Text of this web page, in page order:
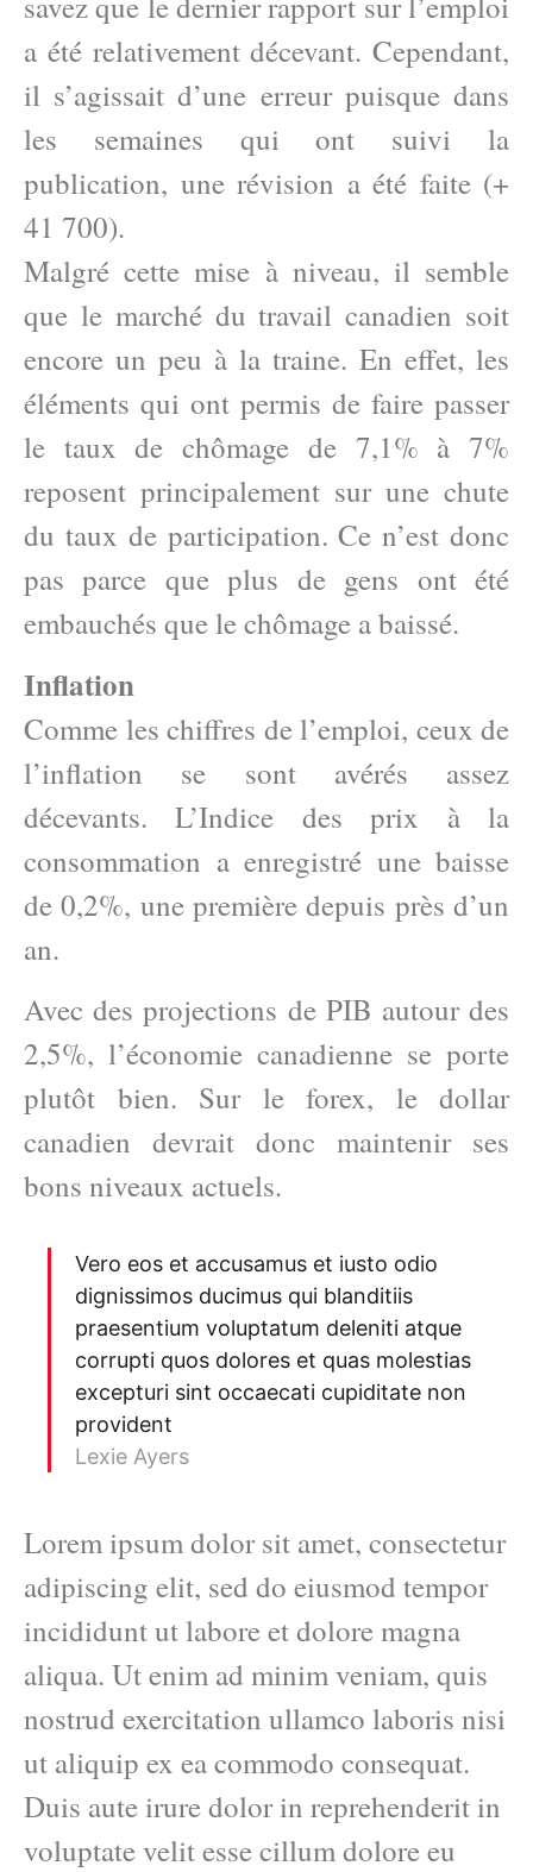
a été relativement décevant. Cependant,
il s’agissait d’une erreur puisque dans
les semaines qui ont suivi la
publication, une révision a été faite (+
41 700).
Malgré cette mise à niveau, il semble
que le marché du travail canadien soit
encore un peu à la traine. En effet, les
éléments qui ont permis de faire passer
le taux de chômage de 7,1% à 7%
reposent principalement sur une chute
du taux de participation. Ce n’est donc
pas parce que plus de gens ont été
embauchés que le chômage a baissé.
Inflation
Comme les chiffres de l’emploi, ceux de
l’inflation se sont avérés assez
décevants. L’Indice des prix à la
consommation a enregistré une baisse
de 0,2%, une première depuis près d’un
an.
Avec des projections de PIB autour des
2,5%, l’économie canadienne se porte
plutôt bien. Sur le forex, le dollar
canadien devrait donc maintenir ses
bons niveaux actuels.
Vero eos et accusamus et iusto odio
dignissimos ducimus qui blanditiis
praesentium voluptatum deleniti atque
corrupti quos dolores et quas molestias
excepturi sint occaecati cupiditate non
provident
Lexie Ayers
Lorem ipsum dolor sit amet, consectetur
adipiscing elit, sed do eiusmod tempor
incididunt ut labore et dolore magna
aliqua. Ut enim ad minim veniam, quis
nostrud exercitation ullamco laboris nisi
ut aliquip ex ea commodo consequat.
Duis aute irure dolor in reprehenderit in
voluptate velit esse cillum dolore eu